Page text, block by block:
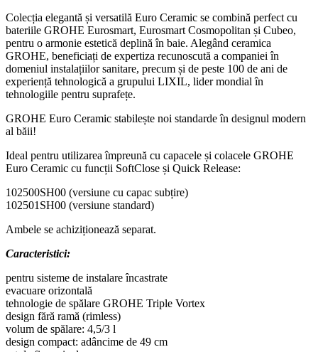
Colecția elegantă și versatilă Euro Ceramic se combină perfect cu
bateriile GROHE Eurosmart, Eurosmart Cosmopolitan și Cubeo,
pentru o armonie estetică deplină în baie. Alegând ceramica
GROHE, beneficiați de expertiza recunoscută a companiei în
domeniul instalațiilor sanitare, precum și de peste 100 de ani de
experiență tehnologică a grupului LIXIL, lider mondial în
tehnologiile pentru suprafețe.
GROHE Euro Ceramic stabilește noi standarde în designul modern
al băii!
Ideal pentru utilizarea împreună cu capacele și colacele GROHE
Euro Ceramic cu funcții SoftClose și Quick Release:
102500SH00 (versiune cu capac subțire)
102501SH00 (versiune standard)
Ambele se achiziționează separat.
Caracteristici:
pentru sisteme de instalare încastrate
evacuare orizontală
tehnologie de spălare GROHE Triple Vortex
design fără ramă (rimless)
volum de spălare: 4,5/3 l
design compact: adâncime de 49 cm